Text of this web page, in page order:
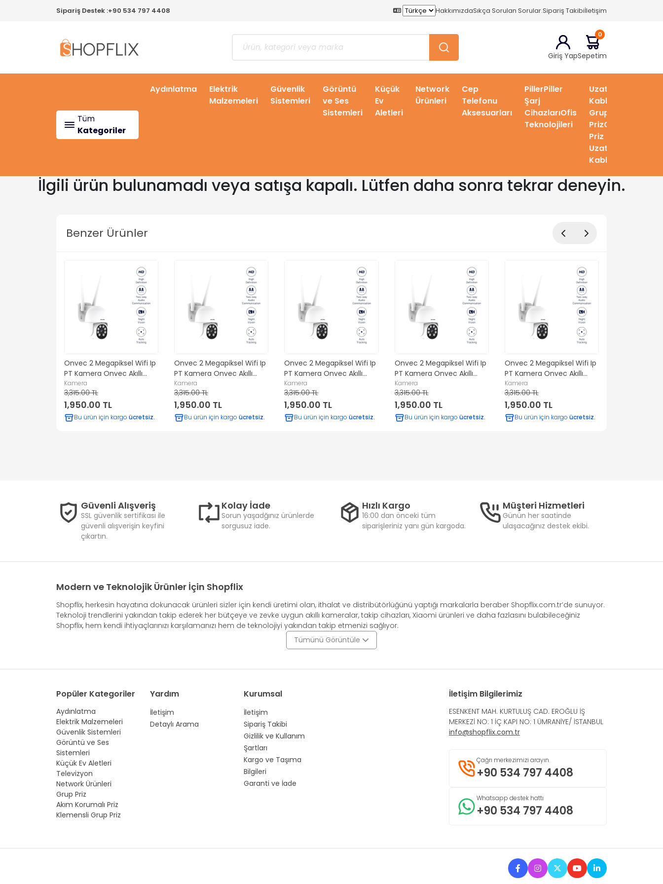
Sipariş Destek :+90 534 797 4408 HakkımızdaSıkça Sorulan Sorular.Sipariş Takibiİletişim
Giriş Yap
0
Sepetim
Tüm
Kategoriler
Aydınlatma
Elektrik
Malzemeleri
Güvenlik
Sistemleri
Görüntü
ve Ses
Sistemleri
Küçük
Ev
Aletleri
Network
Ürünleri
Cep
Telefonu
Aksesuarları
PillerPiller
Şarj
CihazlarıOfis
Teknolojileri
Uzatma
Kablosu
Grup
PrizGrup
Priz
Uzatma
Kablosu
İlgili ürün bulunamadı veya satışa kapalı. Lütfen daha sonra tekrar deneyin.
Benzer Ürünler
Onvec 2 Megapiksel Wifi Ip
PT Kamera Onvec Akıllı
Uygulama
Kamera
3,315.00 TL
1,950.00 TL
Bu ürün için kargo ücretsiz.
Onvec 2 Megapiksel Wifi Ip
PT Kamera Onvec Akıllı
Uygulama
Kamera
3,315.00 TL
1,950.00 TL
Bu ürün için kargo ücretsiz.
Onvec 2 Megapiksel Wifi Ip
PT Kamera Onvec Akıllı
Uygulama
Kamera
3,315.00 TL
1,950.00 TL
Bu ürün için kargo ücretsiz.
Onvec 2 Megapiksel Wifi Ip
PT Kamera Onvec Akıllı
Uygulama
Kamera
3,315.00 TL
1,950.00 TL
Bu ürün için kargo ücretsiz.
Onvec 2 Megapiksel Wifi Ip
PT Kamera Onvec Akıllı
Uygulama
Kamera
3,315.00 TL
1,950.00 TL
Bu ürün için kargo ücretsiz.
Güvenli Alışveriş
SSL güvenlik sertifikası ile
güvenli alışverişin keyfini
çıkartın.
Kolay İade
Sorun yaşadğınız ürünlerde
sorgusuz iade.
Hızlı Kargo
16:00 dan önceki tüm
siparişleriniz yanı gün kargoda.
Müşteri Hizmetleri
Günün her saatinde
ulaşacağınız destek ekibi.
Modern ve Teknolojik Ürünler İçin Shopflix
Shopflix, herkesin hayatına dokunacak ürünleri sizler için kendi üretimi olan, ithalat ve distribütörlüğünü yaptığı markalarla beraber Shopflix.com.tr’de sunuyor.
Teknoloji trendlerini yakından takip ederek her bütçeye ve zevke uygun akıllı kameralar, takip cihazları, Xiaomi ürünleri ve daha fazlasını bulabileceğiniz
Shopflix, hem kendi ihtiyaçlarınızı karşılamanızı hem de teknolojiyi yakından takip etmenizi sağlıyor.
Tümünü Görüntüle
Popüler Kategoriler
Aydınlatma
Elektrik Malzemeleri
Güvenlik Sistemleri
Görüntü ve Ses
Sistemleri
Küçük Ev Aletleri
Televizyon
Network Ürünleri
Grup Priz
Akım Korumalı Priz
Klemensli Grup Priz
Yardım
İletişim
Detaylı Arama
Kurumsal
İletişim
Sipariş Takibi
Gizlilik ve Kullanım
Şartları
Kargo ve Taşıma
Bilgileri
Garanti ve İade
İletişim Bilgilerimiz
ESENKENT MAH. KURTULUŞ CAD. EROĞLU İŞ
MERKEZİ NO: 1 İÇ KAPI NO: 1 ÜMRANİYE/ İSTANBUL
info@shopflix.com.tr
Çağrı merkezimizi arayın.
+90 534 797 4408
Whatsapp destek hattı
+90 534 797 4408